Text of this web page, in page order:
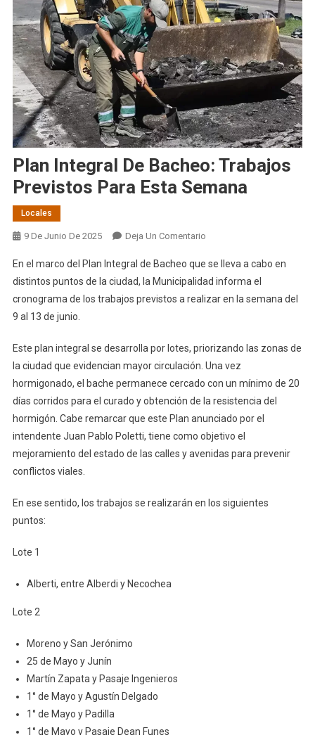
Plan Integral De Bacheo: Trabajos
Previstos Para Esta Semana
Locales
9 De Junio De 2025 Deja Un ComentarioEn
Integral
De
Bacheo:
Para
Esta
Semana
En el marco del Plan Integral de Bacheo que se lleva a cabo en
distintos puntos de la ciudad, la Municipalidad informa el
cronograma de los trabajos previstos a realizar en la semana del
9 al 13 de junio.
Este plan integral se desarrolla por lotes, priorizando las zonas de
la ciudad que evidencian mayor circulación. Una vez
hormigonado, el bache permanece cercado con un mínimo de 20
días corridos para el curado y obtención de la resistencia del
hormigón. Cabe remarcar que este Plan anunciado por el
intendente Juan Pablo Poletti, tiene como objetivo el
mejoramiento del estado de las calles y avenidas para prevenir
conflictos viales.
En ese sentido, los trabajos se realizarán en los siguientes
puntos:
Lote 1
Alberti, entre Alberdi y Necochea
Lote 2
Moreno y San Jerónimo
25 de Mayo y Junín
Martín Zapata y Pasaje Ingenieros
1° de Mayo y Agustín Delgado
1° de Mayo y Padilla
1° de Mayo y Pasaje Dean Funes